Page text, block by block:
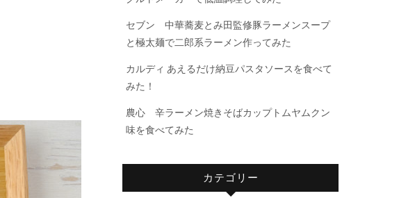
セブン 中華蕎麦とみ田監修豚ラーメンスープ
と極太麺で二郎系ラーメン作ってみた
カルディ あえるだけ納豆パスタソースを食べて
みた！
農心 辛ラーメン焼きそばカップトムヤムクン
味を食べてみた
カテゴリー